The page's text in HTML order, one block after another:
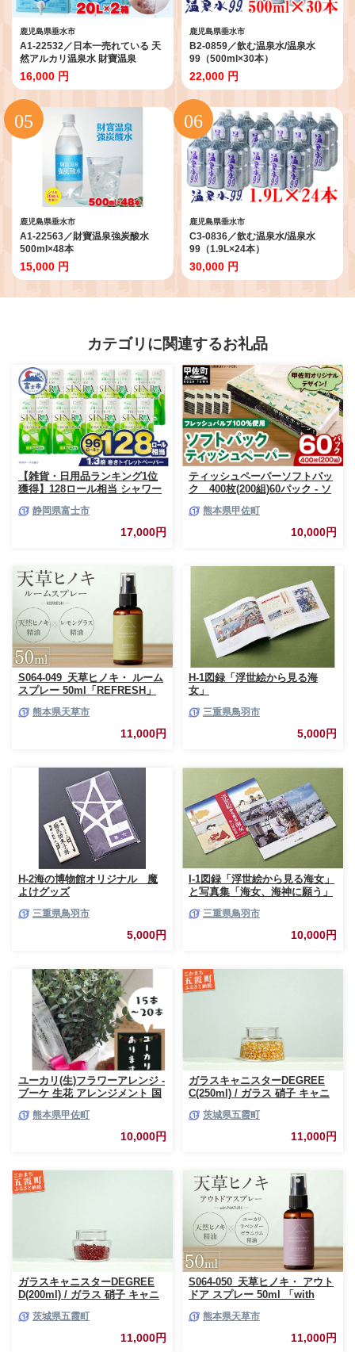
鹿児島県垂水市
A1-22532／日本一売れている 天
然アルカリ温泉水 財寶温泉
20L×2箱
16,000 円
鹿児島県垂水市
B2-0859／飲む温泉水/温泉水
99（500ml×30本）
22,000 円
鹿児島県垂水市
A1-22563／財寶温泉強炭酸水
500ml×48本
15,000 円
鹿児島県垂水市
C3-0836／飲む温泉水/温泉水
99（1.9L×24本）
30,000 円
カテゴリに関連するお礼品
【雑貨・日用品ランキング1位
獲得】128ロール相当 シャワー
ー ダブル プレミアムシンラ 96
ロール (12R×8パック) 配達時間
指定可能 1.3倍巻き トイレット
ーパー 人気 おすすめ [sf001-
012]
静岡県富士市
17,000円
ティッシュペーパーソフトパッ
ク 400枚(200組)60パック - ソ
ー 生活用品 雑貨 日用品 必需品
紙 常備品 まとめ買い 備蓄 防災
ストック 熊本県 甲佐町【ZC】
熊本県甲佐町
10,000円
S064-049_天草ヒノキ・ ルーム
スプレー 50ml「REFRESH」
熊本県天草市
11,000円
H-1図録「浮世絵から見る海
女」
三重県鳥羽市
5,000円
H-2海の博物館オリジナル 魔
よけグッズ
三重県鳥羽市
5,000円
I-1図録「浮世絵から見る海女」
と写真集「海女、海神に願う」
三重県鳥羽市
10,000円
ユーカリ(生)フラワーアレンジ -
ブーケ 生花 アレンジメント 国
ンテリア 虫よけ作用 人気 おす
熊本県甲佐町
10,000円
ガラスキャニスターDEGREE
C(250ml) / ガラス 硝子 キャニ
耐熱 一生もの 職人 こだわり
JIDA デザインミュージアムセ
レクション 茨城県 五霞町
茨城県五霞町
11,000円
ガラスキャニスターDEGREE
D(200ml) / ガラス 硝子 キャニ
耐熱 一生もの 職人 こだわり
JIDA デザインミュージアムセ
レクション 茨城県 五霞町
茨城県五霞町
11,000円
S064-050_天草ヒノキ・ アウト
ドア スプレー 50ml 「with
熊本県天草市
11,000円